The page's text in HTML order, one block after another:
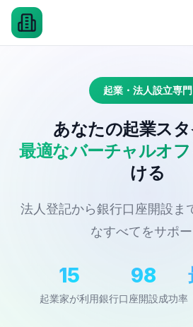
起業・法人設立専門
あなたの起業ス
最適なバーチャルオ
ける
法人登記から銀行口座開設ま
なすべてをサポー
15
起業家が利用
98
銀行口座開設成功率